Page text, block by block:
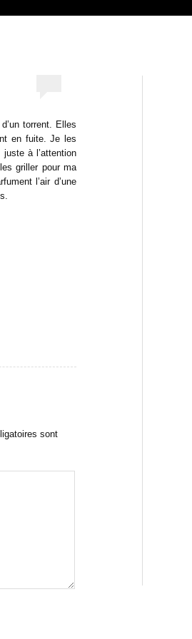
torrent. Elles
en fuite. Je les
à l’attention
griller pour ma
l’air d’une
sont